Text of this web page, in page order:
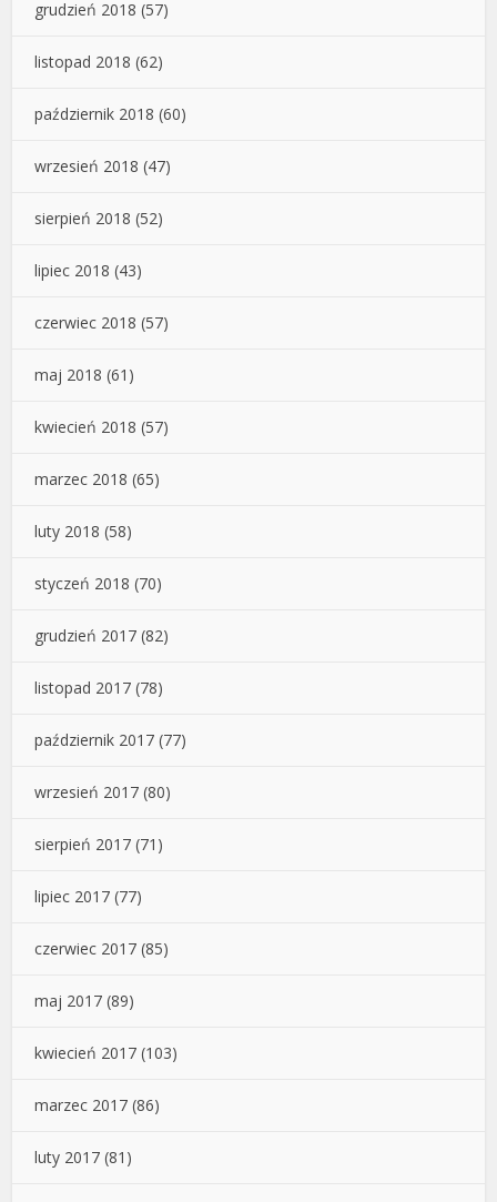
grudzień 2018 (57)
listopad 2018 (62)
październik 2018 (60)
wrzesień 2018 (47)
sierpień 2018 (52)
lipiec 2018 (43)
czerwiec 2018 (57)
maj 2018 (61)
kwiecień 2018 (57)
marzec 2018 (65)
luty 2018 (58)
styczeń 2018 (70)
grudzień 2017 (82)
listopad 2017 (78)
październik 2017 (77)
wrzesień 2017 (80)
sierpień 2017 (71)
lipiec 2017 (77)
czerwiec 2017 (85)
maj 2017 (89)
kwiecień 2017 (103)
marzec 2017 (86)
luty 2017 (81)